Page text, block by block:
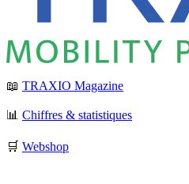
📖 TRAXIO Magazine
📊 Chiffres & statistiques
🛒 Webshop